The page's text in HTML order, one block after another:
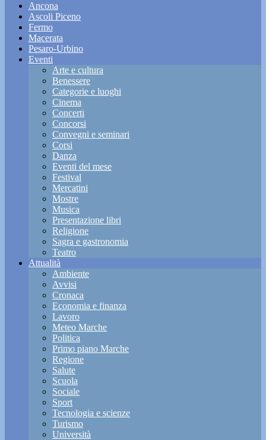
Ancona
Ascoli Piceno
Fermo
Macerata
Pesaro-Urbino
Eventi
Arte e cultura
Benessere
Categorie e luoghi
Cinema
Concerti
Concorsi
Convegni e seminari
Corsi
Danza
Eventi del mese
Festival
Mercatini
Mostre
Musica
Presentazione libri
Religione
Sagra e gastronomia
Teatro
Attualità
Ambiente
Avvisi
Cronaca
Economia e finanza
Lavoro
Meteo Marche
Politica
Primo piano Marche
Regione
Salute
Scuola
Sociale
Sport
Tecnologia e scienze
Turismo
Università